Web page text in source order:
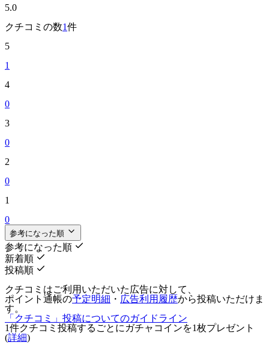
5.0
クチコミの数1件
5
1
4
0
3
0
2
0
1
0
参考になった順
参考になった順
新着順
投稿順
クチコミはご利用いただいた広告に対して、
ポイント通帳の予定明細 ・ 広告利用履歴から投稿いただけま
す。
「クチコミ」投稿についてのガイドライン
1件クチコミ投稿するごとに ガチャコインを1枚プレゼント
(詳細)